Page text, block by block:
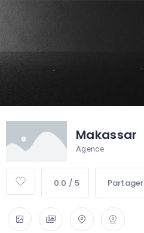
Makassar
Agence
0.0 / 5 Partager